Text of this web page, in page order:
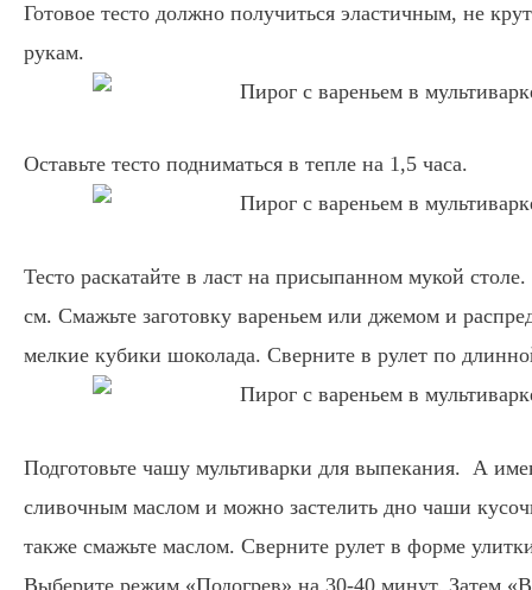
Готовое тесто должно получиться эластичным, не
рукам.
Оставьте тесто подниматься в тепле на 1,5 часа.
Тесто раскатайте в ласт на присыпанном мукой
см. Смажьте заготовку вареньем или джемом и
мелкие кубики шоколада. Сверните в рулет по
Подготовьте чашу мультиварки для выпекания. А
сливочным маслом и можно застелить дно чаши
также смажьте маслом. Сверните рулет в форме
Выберите режим «Подогрев» на 30-40 минут. Затем